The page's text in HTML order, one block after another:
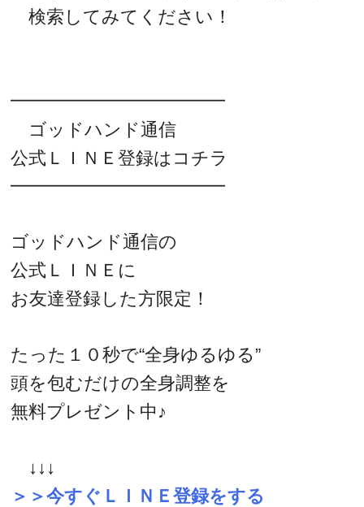
検索してみてください！
━━━━━━━━━━━━
ゴッドハンド通信
公式ＬＩＮＥ登録はコチラ
━━━━━━━━━━━━
ゴッドハンド通信の
公式ＬＩＮＥに
お友達登録した方限定！
たった１０秒で“全身ゆるゆる”
頭を包むだけの全身調整を
無料プレゼント中♪
↓↓↓
＞＞今すぐＬＩＮＥ登録をする